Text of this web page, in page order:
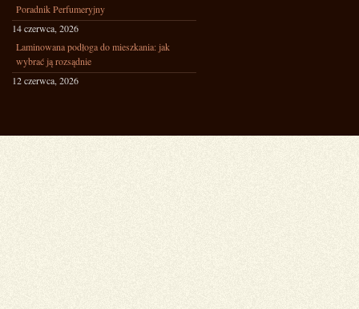
Poradnik Perfumeryjny
14 czerwca, 2026
Laminowana podłoga do mieszkania: jak
wybrać ją rozsądnie
12 czerwca, 2026